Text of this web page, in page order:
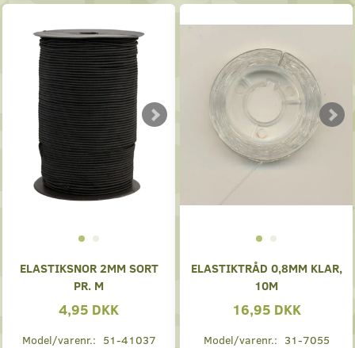
ELASTIKSNOR 2MM SORT
PR. M
4,95 DKK
Model/varenr.: 51-41037
ELASTIKTRÅD 0,8MM KLAR,
10M
16,95 DKK
Model/varenr.: 31-7055